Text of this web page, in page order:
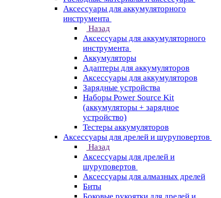
Аксессуары для аккумуляторного
инструмента
Назад
Аксессуары для аккумуляторного
инструмента
Aккумуляторы
Адаптеры для аккумуляторов
Аксессуары для аккумуляторов
Зарядные устройства
Наборы Power Source Kit
(аккумуляторы + зарядное
устройство)
Тестеры аккумуляторов
Аксессуары для дрелей и шуруповертов
Назад
Аксессуары для дрелей и
шуруповертов
Аксессуары для алмазных дрелей
Биты